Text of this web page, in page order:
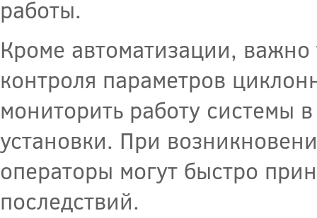
работы.
Кроме автоматизации, важно
контроля параметров
мониторить работу системы
установки. При
операторы могут быстро
последствий.